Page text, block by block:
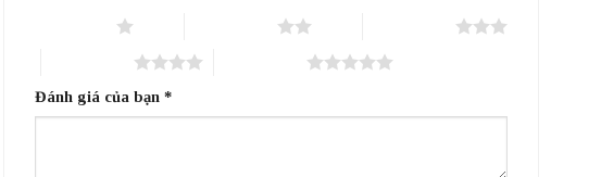
Đánh giá của bạn*